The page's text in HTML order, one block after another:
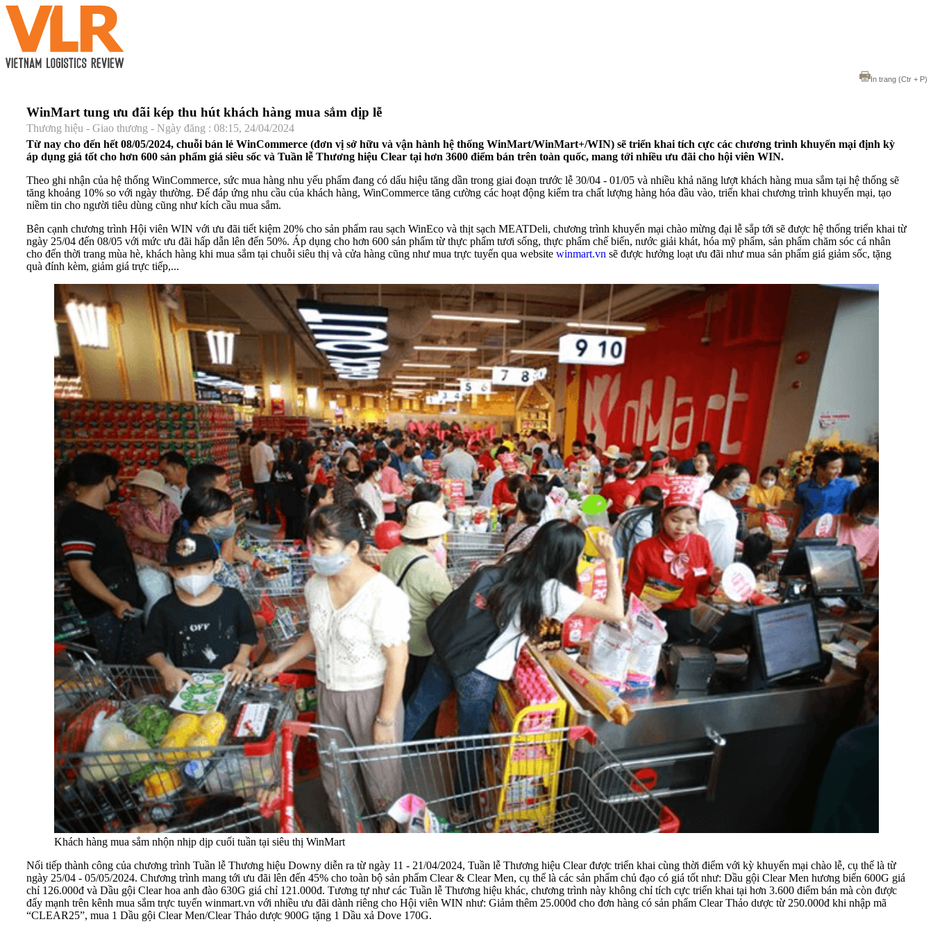
In trang (Ctr + P)
WinMart tung ưu đãi kép thu hút khách hàng mua sắm dịp lễ
Thương hiệu - Giao thương - Ngày đăng : 08:15, 24/04/2024
Từ nay cho đến hết 08/05/2024, chuỗi bán lẻ WinCommerce (đơn vị sở hữu và vận hành hệ thống WinMart/WinMart+/WIN) sẽ triển khai tích cực các chương trình khuyến mại định kỳ
áp dụng giá tốt cho hơn 600 sản phẩm giá siêu sốc và Tuần lễ Thương hiệu Clear tại hơn 3600 điểm bán trên toàn quốc, mang tới nhiều ưu đãi cho hội viên WIN.
Theo ghi nhận của hệ thống WinCommerce, sức mua hàng nhu yếu phẩm đang có dấu hiệu tăng dần trong giai đoạn trước lễ 30/04 - 01/05 và nhiều khả năng lượt khách hàng mua sắm tại hệ thống sẽ
tăng khoảng 10% so với ngày thường. Để đáp ứng nhu cầu của khách hàng, WinCommerce tăng cường các hoạt động kiểm tra chất lượng hàng hóa đầu vào, triển khai chương trình khuyến mại, tạo
niềm tin cho người tiêu dùng cũng như kích cầu mua sắm.
Bên cạnh chương trình Hội viên WIN với ưu đãi tiết kiệm 20% cho sản phẩm rau sạch WinEco và thịt sạch MEATDeli, chương trình khuyến mại chào mừng đại lễ sắp tới sẽ được hệ thống triển khai từ
ngày 25/04 đến 08/05 với mức ưu đãi hấp dẫn lên đến 50%. Áp dụng cho hơn 600 sản phẩm từ thực phẩm tươi sống, thực phẩm chế biến, nước giải khát, hóa mỹ phẩm, sản phẩm chăm sóc cá nhân
cho đến thời trang mùa hè, khách hàng khi mua sắm tại chuỗi siêu thị và cửa hàng cũng như mua trực tuyến qua website winmart.vn sẽ được hưởng loạt ưu đãi như mua sản phẩm giá giảm sốc, tặng
quà đính kèm, giảm giá trực tiếp,...
Khách hàng mua sắm nhộn nhịp dịp cuối tuần tại siêu thị WinMart
Nối tiếp thành công của chương trình Tuần lễ Thương hiệu Downy diễn ra từ ngày 11 - 21/04/2024, Tuần lễ Thương hiệu Clear được triển khai cùng thời điểm với kỳ khuyến mại chào lễ, cụ thể là từ
ngày 25/04 - 05/05/2024. Chương trình mang tới ưu đãi lên đến 45% cho toàn bộ sản phẩm Clear & Clear Men, cụ thể là các sản phẩm chủ đạo có giá tốt như: Dầu gội Clear Men hương biển 600G giá
chỉ 126.000đ và Dầu gội Clear hoa anh đào 630G giá chỉ 121.000đ. Tương tự như các Tuần lễ Thương hiệu khác, chương trình này không chỉ tích cực triển khai tại hơn 3.600 điểm bán mà còn được
đẩy mạnh trên kênh mua sắm trực tuyến winmart.vn với nhiều ưu đãi dành riêng cho Hội viên WIN như: Giảm thêm 25.000đ cho đơn hàng có sản phẩm Clear Thảo dược từ 250.000đ khi nhập mã
“CLEAR25”, mua 1 Dầu gội Clear Men/Clear Thảo dược 900G tặng 1 Dầu xả Dove 170G.